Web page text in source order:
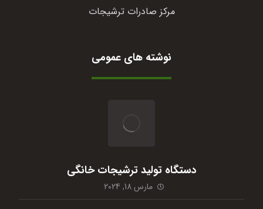
مرکز صادرات ترشیجات
نوشته های عمومی
دستگاه تولید ترشیجات خانگی
مارس 18, 2024